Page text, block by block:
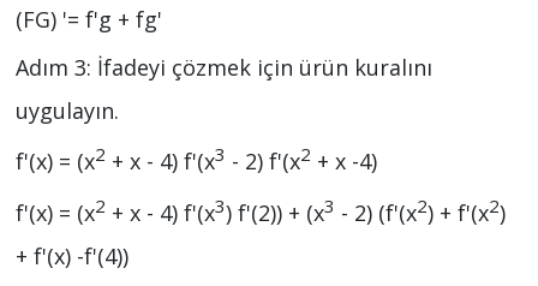
(FG) '= f'g + fg'
Adım 3: İfadeyi çözmek için ürün kuralını
uygulayın.
f'(x) = (x2 + x - 4) f'(x3 - 2) f'(x2 + x -4)
f'(x) = (x2 + x - 4) f'(x3) f'(2)) + (x3 - 2) (f'(x2) + f'(x2)
+ f'(x) -f'(4))